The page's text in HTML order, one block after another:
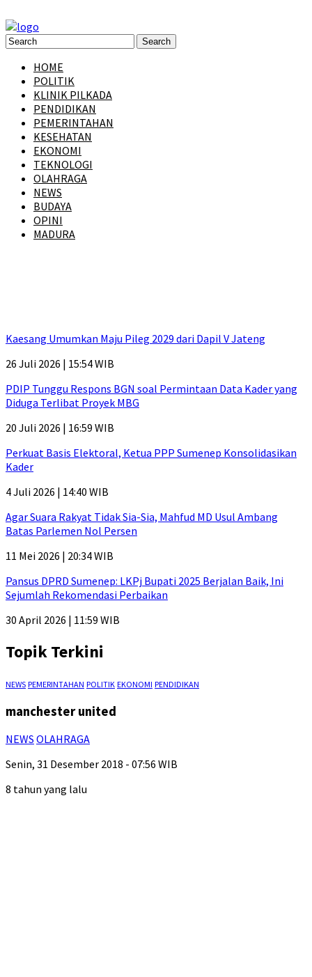
HOME
POLITIK
KLINIK PILKADA
PENDIDIKAN
PEMERINTAHAN
KESEHATAN
EKONOMI
TEKNOLOGI
OLAHRAGA
NEWS
BUDAYA
OPINI
MADURA
Kaesang Umumkan Maju Pileg 2029 dari Dapil V Jateng
26 Juli 2026 | 15:54 WIB
PDIP Tunggu Respons BGN soal Permintaan Data Kader yang
Diduga Terlibat Proyek MBG
20 Juli 2026 | 16:59 WIB
Perkuat Basis Elektoral, Ketua PPP Sumenep Konsolidasikan
Kader
4 Juli 2026 | 14:40 WIB
Agar Suara Rakyat Tidak Sia-Sia, Mahfud MD Usul Ambang
Batas Parlemen Nol Persen
11 Mei 2026 | 20:34 WIB
Pansus DPRD Sumenep: LKPj Bupati 2025 Berjalan Baik, Ini
Sejumlah Rekomendasi Perbaikan
30 April 2026 | 11:59 WIB
Topik Terkini
NEWS PEMERINTAHAN POLITIK EKONOMI PENDIDIKAN
manchester united
NEWS OLAHRAGA
Senin, 31 Desember 2018 - 07:56 WIB
8 tahun yang lalu